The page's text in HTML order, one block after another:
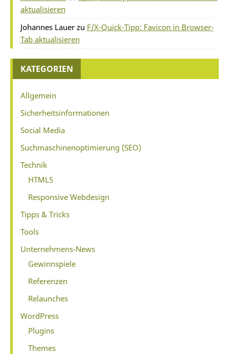
aktualisieren
Johannes Lauerzu F/X-Quick-Tipp: Favicon in Browser-
Tab aktualisieren
KATEGORIEN
Allgemein
Sicherheitsinformationen
Social Media
Suchmaschinenoptimierung (SEO)
Technik
HTML5
Responsive Webdesign
Tipps & Tricks
Tools
Unternehmens-News
Gewinnspiele
Referenzen
Relaunches
WordPress
Plugins
Themes